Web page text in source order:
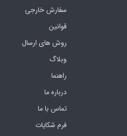
سفارش خارجی
قوانین
روش های ارسال
وبلاگ
راهنما
درباره ما
تماس با ما
فرم‌ شکایات